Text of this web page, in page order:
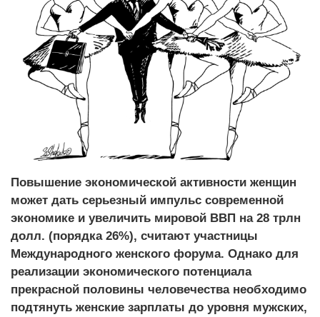
Повышение экономической активности женщин
может дать серьезный импульс современной
экономике и увеличить мировой ВВП на 28 трлн
долл. (порядка 26%), считают участницы
Международного женского форума. Однако для
реализации экономического потенциала
прекрасной половины человечества необходимо
подтянуть женские зарплаты до уровня мужских,